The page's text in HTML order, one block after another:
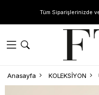
Tüm Siparişlerinizde
Anasayfa KOLEKSİYON